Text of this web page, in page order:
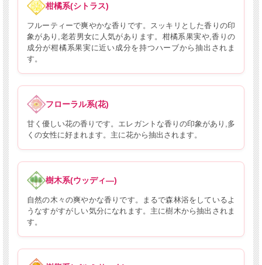
柑橘系(シトラス)
フルーティーで爽やかな香りです。スッキリとした香りの印
象があり,老若男女に人気があります。柑橘系果実や,香りの
成分が柑橘系果実に近い成分を持つハーブから抽出されま
す。
フローラル系(花)
甘く優しい花の香りです。エレガントな香りの印象があり,多
くの女性に好まれます。主に花から抽出されます。
樹木系(ウッディ―)
自然の木々の爽やかな香りです。まるで森林浴をしているよ
うなすがすがしい気分になれます。主に樹木から抽出されま
す。